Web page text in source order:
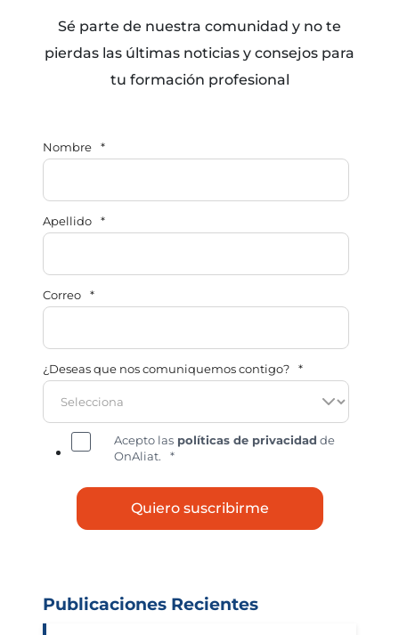
Sé parte de nuestra comunidad y no te
pierdas las últimas noticias y consejos para
tu formación profesional
Nombre *
Apellido *
Correo *
¿Deseas que nos comuniquemos contigo? *
Acepto las políticas de privacidad de
OnAliat.
*
Publicaciones Recientes